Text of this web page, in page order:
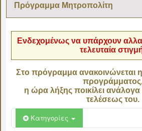
Πρόγραμμα Μητροπολίτη
Ενδεχομένως να υπάρχουν
τελευταία
Στο πρόγραμμα ανακοινώνεται
η ώρα λήξης ποικίλει ανάλογα
τελέσεως του.
Κατηγορίες
06:00